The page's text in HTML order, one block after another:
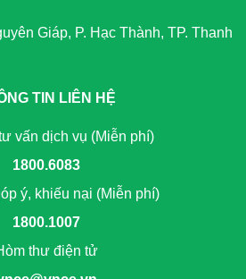
Giáp, P. Hạc Thành, TP. Thanh
TIN LIÊN HỆ
vấn dịch vụ (Miễn phí)
1800.6083
ý, khiếu nại (Miễn phí)
1800.1007
thư điện tử